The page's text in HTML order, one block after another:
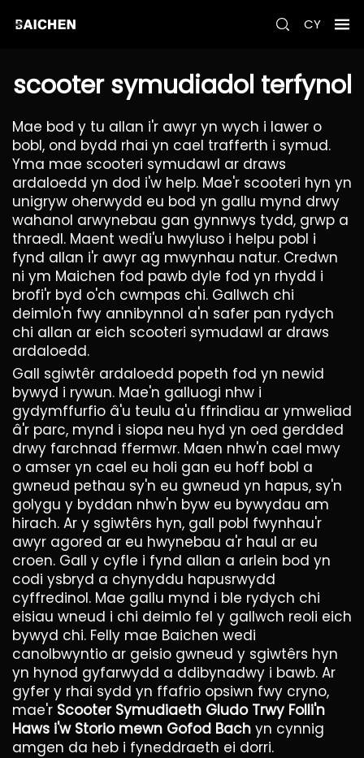
CY
scooter symudiadol terfynol
Mae bod y tu allan i'r awyr yn wych i lawer o
bobl, ond bydd rhai yn cael trafferth i symud.
Yma mae scooteri symudawl ar draws
ardaloedd yn dod i'w help. Mae'r scooteri hyn yn
unigryw oherwydd eu bod yn gallu mynd drwy
wahanol arwynebau gan gynnwys tydd, grwp a
thraedl. Maent wedi'u hwyluso i helpu pobl i
fynd allan i'r awyr ag mwynhau natur. Credwn
ni ym Maichen fod pawb dyle fod yn rhydd i
brofi'r byd o'ch cwmpas chi. Gallwch chi
deimlo'n fwy annibynnol a'n safer pan rydych
chi allan ar eich scooteri symudawl ar draws
ardaloedd.
Gall sgiwtêr ardaloedd popeth fod yn newid
bywyd i rywun. Mae'n galluogi nhw i
gydymffurfio â'u teulu a'u ffrindiau ar ymweliad
â'r parc, mynd i siopa neu hyd yn oed gerdded
drwy farchnad ffermwr. Maen nhw'n cael mwy
o amser yn cael eu holi gan eu hoff bobl a
gwneud pethau sy'n eu gwneud yn hapus, sy'n
golygu y byddan nhw'n byw eu bywydau am
hirach. Ar y sgiwtêrs hyn, gall pobl fwynhau'r
awyr agored ar eu hwynebau a'r haul ar eu
croen. Gall y cyfle i fynd allan a arlein bod yn
codi ysbryd a chynyddu hapusrwydd
cyffredinol. Mae gallu mynd i ble rydych chi
eisiau wneud i chi deimlo fel y gallwch reoli eich
bywyd chi. Felly mae Baichen wedi
canolbwyntio ar geisio gwneud y sgiwtêrs hyn
yn hynod gyfarwydd a ddibynadwy i bawb. Ar
gyfer y rhai sydd yn ffafrio opsiwn fwy cryno,
mae'r Scooter Symudiaeth Gludo Trwy Folli'n
Haws i'w Storio mewn Gofod Bach yn cynnig
amgen da heb i fyneddraeth ei dorri.